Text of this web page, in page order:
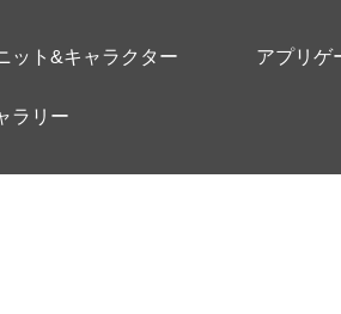
ット&キャラクター アプリゲ
ラリー